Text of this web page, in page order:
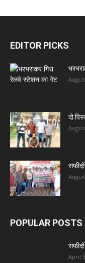
EDITOR PICKS
दो
POPULAR POSTS
April